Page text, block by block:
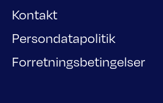
Kontakt
Persondatapolitik
Forretningsbetingelser